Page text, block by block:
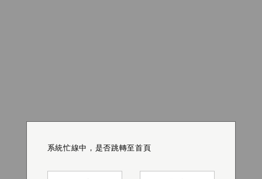
系統忙線中，是否跳轉至首頁
系統忙線中，是否跳轉至首頁
系統忙線中，是否跳轉至首頁
系統忙線中，是否跳轉至首頁
系統忙線中，是否跳轉至首頁